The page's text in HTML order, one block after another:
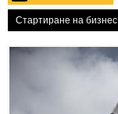
Стартиране на бизнес